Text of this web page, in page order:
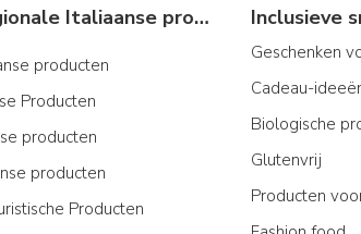
Typische regionale Italiaanse producten
producten
Producten
producten
producten
Producten
Inclusieve
Geschenken
Cadeau-
Biologische
Glutenvrij
Producten